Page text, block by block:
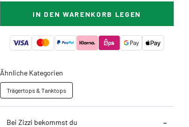
IN DEN WARENKORB LEGEN
Ähnliche Kategorien
Trägertops & Tanktops
Bei Zizzi bekommst du